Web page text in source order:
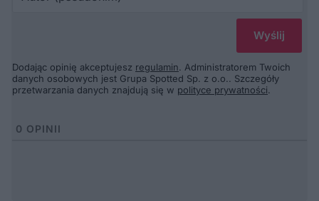
Dodając opinię akceptujesz regulamin. Administratorem Twoich
danych osobowych jest Grupa Spotted Sp. z o.o.. Szczegóły
przetwarzania danych znajdują się w polityce prywatności.
0 OPINII